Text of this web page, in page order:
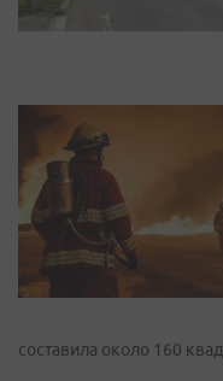
составила около 160